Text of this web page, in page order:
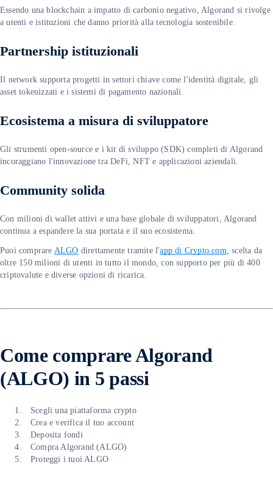
Essendo una blockchain a impatto di carbonio negativo, Algorand si rivolge
a utenti e istituzioni che danno priorità alla tecnologia sostenibile.
Partnership istituzionali
Il network supporta progetti in settori chiave come l'identità digitale, gli
asset tokenizzati e i sistemi di pagamento nazionali.
Ecosistema a misura di sviluppatore
Gli strumenti open-source e i kit di sviluppo (SDK) completi di Algorand
incoraggiano l'innovazione tra DeFi, NFT e applicazioni aziendali.
Community solida
Con milioni di wallet attivi e una base globale di sviluppatori, Algorand
continua a espandere la sua portata e il suo ecosistema.
Puoi comprare ALGO direttamente tramite l'app di Crypto.com, scelta da
oltre 150 milioni di utenti in tutto il mondo, con supporto per più di 400
criptovalute e diverse opzioni di ricarica.
Come comprare Algorand
(ALGO) in 5 passi
Scegli una piattaforma crypto
Crea e verifica il tuo account
Deposita fondi
Compra Algorand (ALGO)
Proteggi i tuoi ALGO